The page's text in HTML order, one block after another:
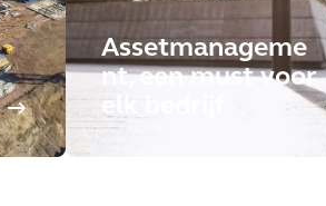
Assetmanageme
nt, een must voor
elk bedrijf